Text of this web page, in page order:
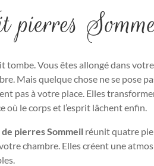
pierres
tombe. Vous êtes allongé dans
Mais quelque chose ne se pose
pas à votre place. Elles
où le corps et l’esprit lâchent enfin.
pierres Sommeil réunit quatre
chambre. Elles créent une